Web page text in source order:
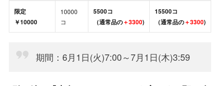
限定
￥10000
10000
コ
5500コ
（通常品の＋3300)
15500コ
（通常品の＋3300)
期間：6月1日(火)7:00～7月1日(木)3:59